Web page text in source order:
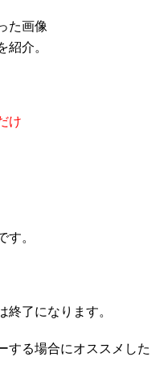
た画像
紹介。
け
す。
終了になります。
する場合にオススメした